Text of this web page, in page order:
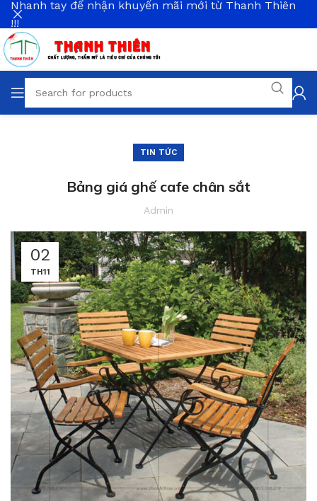
TIN TỨC
Bảng giá ghế cafe chân sắt
Admin
02
TH11
Nhanh tay để nhận khuyến mãi mới từ Thanh Thiên
!!!